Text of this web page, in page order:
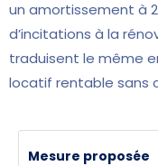
un amortissement à
d’incitations à la
traduisent le même
locatif rentable sans
Mesure proposée